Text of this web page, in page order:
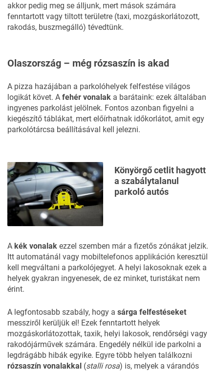
akkor pedig meg se álljunk, mert mások számára
fenntartott vagy tiltott területre (taxi, mozgáskorlátozott,
rakodás, buszmegálló) tévedtünk.
Olaszország – még rózsaszín is akad
A pizza hazájában a parkolóhelyek felfestése világos
logikát követ. A fehér vonalak a barátaink: ezek általában
ingyenes parkolást jelölnek. Fontos azonban figyelni a
kiegészítő táblákat, mert előírhatnak időkorlátot, amit egy
parkolótárcsa beállításával kell jelezni.
Könyörgő cetlit hagyott
a szabálytalanul
parkoló autós
A kék vonalak ezzel szemben már a fizetős zónákat jelzik.
Itt automatánál vagy mobiltelefonos applikáción keresztül
kell megváltani a parkolójegyet. A helyi lakosoknak ezek a
helyek gyakran ingyenesek, de ez minket, turistákat nem
érint.
A legfontosabb szabály, hogy a sárga felfestéseket
messziről kerüljük el! Ezek fenntartott helyek
mozgáskorlátozottak, taxik, helyi lakosok, rendőrségi vagy
rakodójárművek számára. Engedély nélkül ide parkolni a
legdrágább hibák egyike. Egyre több helyen találkozni
rózsaszín vonalakkal (stalli rosa) is, melyek a várandós